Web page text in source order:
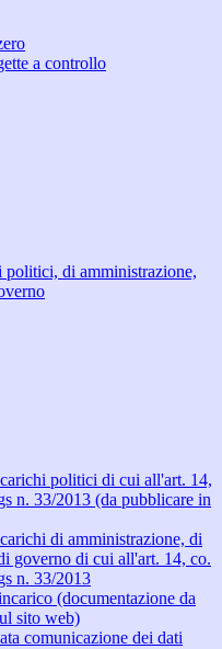
a controllo
di amministrazione,
politici di cui all'art. 14,
n. 33/2013 (da pubblicare in
di amministrazione, di
governo di cui all'art. 14, co.
n. 33/2013
(documentazione da
sito web)
comunicazione dei dati